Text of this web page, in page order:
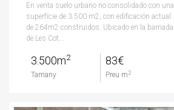
En venta suelo urbano no consolidado con una
superfície de 3.500 m2, con edificación actual
de 264m2 construidos. Ubicado en la barriada
de Les Cot...
3.500m2
Tamany
83€
Preu m 2